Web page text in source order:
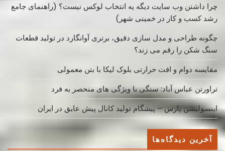
چرا داشتن وب سایت دیگه یه انتخاب لوکس نیست؟ (راهنمای جامع
رشد کسب ‌و کار در خمینی ‌شهر)
چگونه طراحی و مدل سازی دقیق، برتری آوانگارد در تولید قطعات
سنگ شکن را رقم می زند؟
مقایسه دوام و افت حرارتی بلوک لیکا با بتن معمولی
تراورتن عباس آباد: سنگی با ویژگی های منحصر به فرد
اینسولیشن پارس – پیشگام تولید کانال پیش عایق در ایران
آخرین دیدگاه‌ها